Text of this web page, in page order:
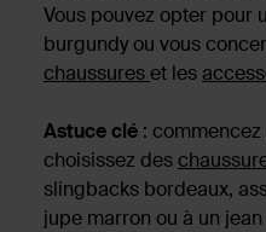
Vous pouvez opter pour
burgundy ou vous
chaussureset les
Astuce clé :
choisissez des
slingbacks bordeaux,
jupe marron ou à un